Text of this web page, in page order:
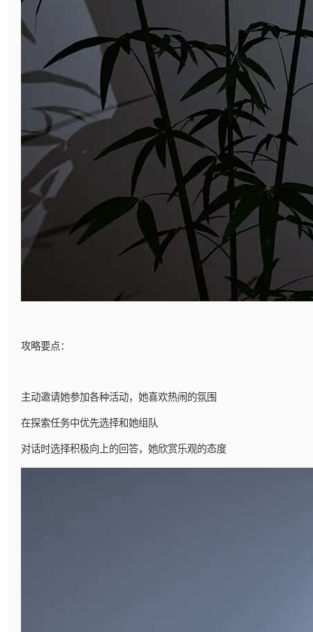
攻略要点：
主动邀请她参加各种活动，她喜欢热闹的氛围
在探索任务中优先选择和她组队
对话时选择积极向上的回答，她欣赏乐观的态度